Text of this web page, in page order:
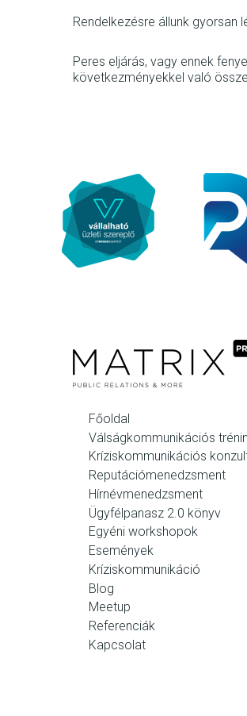
Rendelkezésre állunk
Peres eljárás, vagy ennek
következményekkel való
Főoldal
Válságkommunikációs
Kríziskommunikációs
Reputációmenedzsment
Hírnévmenedzsment
Ügyfélpanasz 2.0 könyv
Egyéni workshopok
Események
Kríziskommunikáció
Blog
Meetup
Referenciák
Kapcsolat